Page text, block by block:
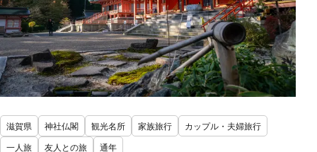
滋賀県 神社仏閣 観光名所 家族旅行
カップル・夫婦旅行
一人旅
友人との旅 通年